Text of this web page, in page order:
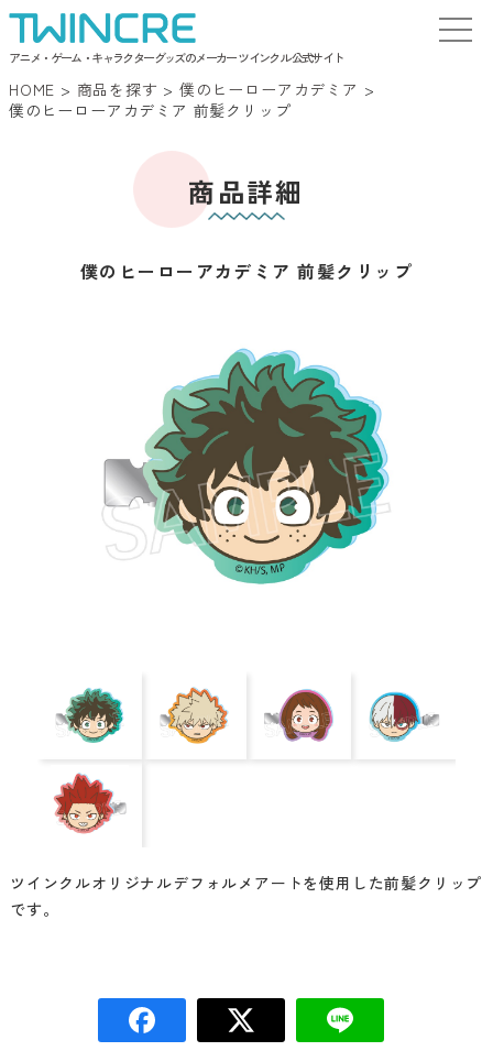
アニメ・ゲーム・キャラクターグッズのメーカー ツインクル 公式サイト
HOME > 商品を探す >僕のヒーローアカデミア >
僕のヒーローアカデミア 前髪クリップ
商品詳細
僕のヒーローアカデミア 前髪クリップ
ツインクルオリジナルデフォルメアートを使用した前髪クリップ
です。